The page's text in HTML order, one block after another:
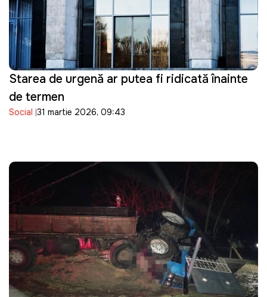
Starea de urgență ar putea fi ridicată înainte
de termen
Social 31 martie 2026, 09:43